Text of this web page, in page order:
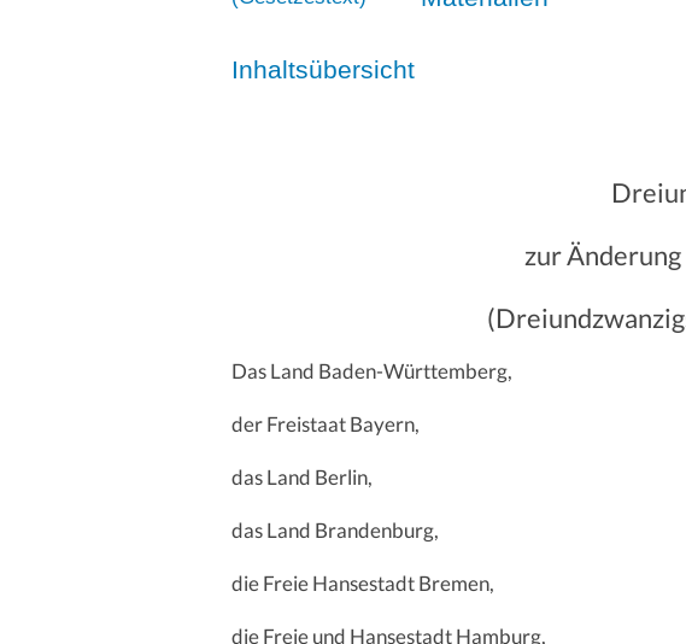
Inhaltsübersicht
zur
Das Land Baden-Württemberg,
der Freistaat Bayern,
das Land Berlin,
das Land Brandenburg,
die Freie Hansestadt Bremen,
die Freie und Hansestadt Hamburg,